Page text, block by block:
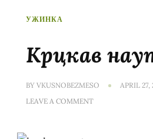
УЖИНКА
Крцкав
BY VKUSNOBEZMESO
APRIL 27,
LEAVE A COMMENTON